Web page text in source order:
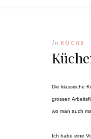
In KÜCHE
Die klassische
grossen
wo man auch
Ich habe eine